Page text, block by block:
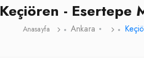
Keçiören - Esertepe
Anasayfa Ankara